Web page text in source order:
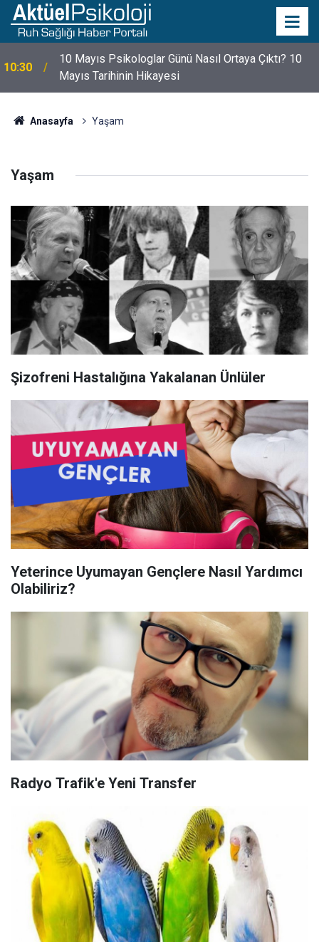
10:30
10 Mayıs Psikologlar Günü Nasıl Ortaya Çıktı? 10
Mayıs Tarihinin Hikayesi
Anasayfa Yaşam
Yaşam
Şizofreni Hastalığına Yakalanan Ünlüler
Yeterince Uyumayan Gençlere Nasıl Yardımcı
Olabiliriz?
Radyo Trafik'e Yeni Transfer